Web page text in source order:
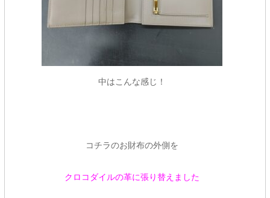
中はこんな感じ！
コチラのお財布の外側を
クロコダイルの革に張り替えました